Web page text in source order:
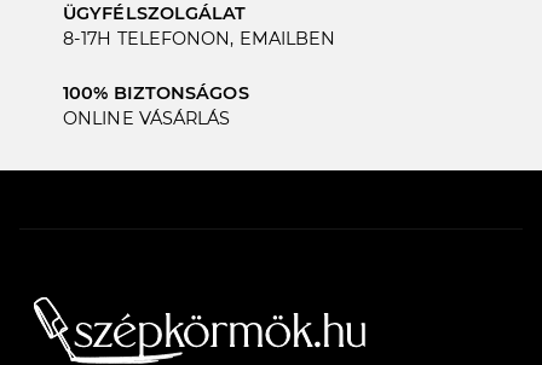
ÜGYFÉLSZOLGÁLAT
8-17H TELEFONON, EMAILBEN
100% BIZTONSÁGOS
ONLINE VÁSÁRLÁS